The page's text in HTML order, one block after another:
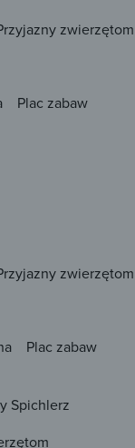
zwierzętom
Plac zabaw
zwierzętom
Plac zabaw
Spichlerz